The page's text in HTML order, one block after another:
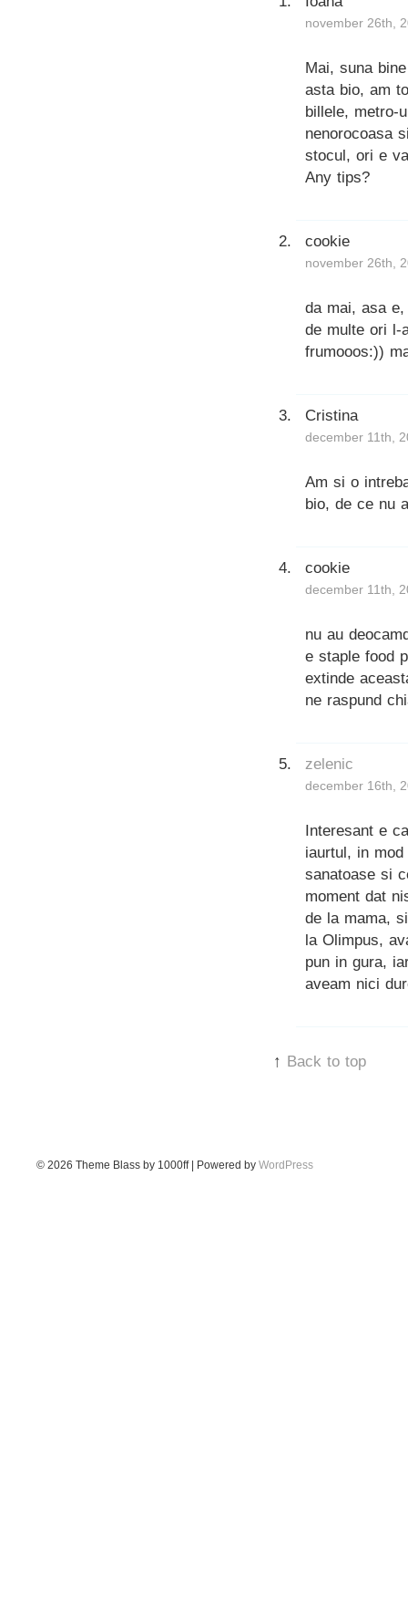
november 26th,
Mai, suna
asta bio, am
billele, metro-
nenorocoasa
stocul, ori e
Any tips?
cookie
november 26th,
da mai, asa
de multe ori l-
frumooos:))
Cristina
december 11th,
Am si o
bio, de ce nu
cookie
december 11th,
nu au
e staple food
extinde
ne raspund
zelenic
december 16th,
Interesant e
iaurtul, in
sanatoase si
moment dat
de la mama,
la Olimpus,
pun in gura,
aveam nici
↑ Back to top
© 2026 Theme Blass by 1000ff | Powered by WordPress